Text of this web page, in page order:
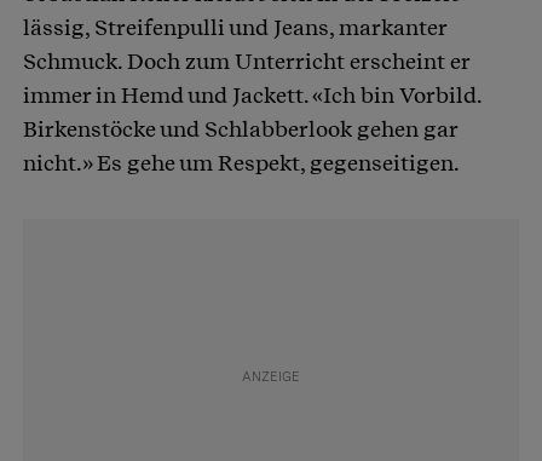
lässig, Streifenpulli und Jeans, markanter
Schmuck. Doch zum Unterricht erscheint er
immer in Hemd und Jackett. «Ich bin Vorbild.
Birkenstöcke und Schlabberlook gehen gar
nicht.» Es gehe um Respekt, gegenseitigen.